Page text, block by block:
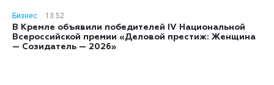
Бизнес
13:52
В Кремле объявили победителей IV Национальной
Всероссийской премии «Деловой престиж: Женщина
— Созидатель — 2026»